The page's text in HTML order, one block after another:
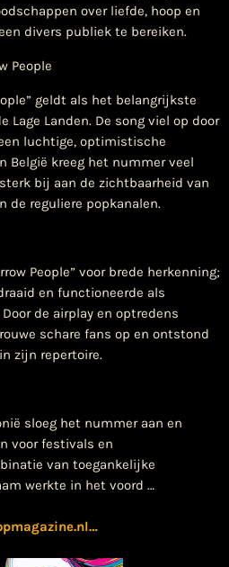
over liefde, hoop en
divers publiek te bereiken.
People
geldt als het belangrijkste
Lage Landen. De song viel op door
luchtige, optimistische
België kreeg het nummer veel
bij aan de zichtbaarheid van
de reguliere popkanalen.
People” voor brede herkenning;
en functioneerde als
de airplay en optredens
schare fans op en ontstond
zijn repertoire.
sloeg het nummer aan en
voor festivals en
van toegankelijke
werkte in het voord …
…